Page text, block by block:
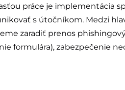
práce je implementácia
s útočníkom. Medzi
zaradiť prenos
formulára), zabezpečenie